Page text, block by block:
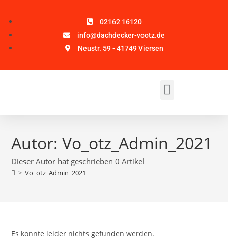
02162 16120
info@dachdecker-vootz.de
Neustr. 59 - 41749 Viersen
Autor:Vo_otz_Admin_2021
Dieser Autor hat geschrieben 0 Artikel
> Vo_otz_Admin_2021
Es konnte leider nichts gefunden werden.